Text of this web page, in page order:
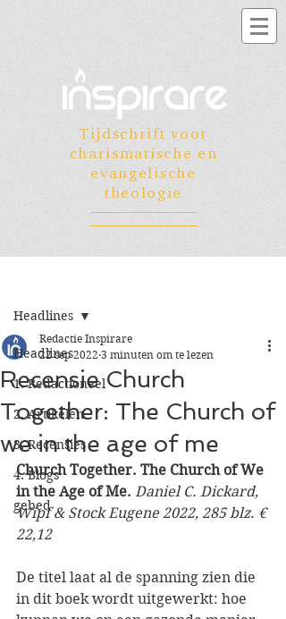
Tijdschrift voor
charismatische en
evangelische
theologie
Headlines
1. Redactioneel
2. Artikelen
3. Recensies
4. Blogs
gebed
Headlines
Recensie Church
Together: The Church of
we in the age of me
Redactie Inspirare
22 sep 2022 3 minuten om te lezen
Church Together. The Church of We
in the Age of Me. Daniel C. Dickard,
Wipf & Stock Eugene 2022, 285 blz. €
22,12
De titel laat al de spanning zien die
in dit boek wordt uitgewerkt: hoe